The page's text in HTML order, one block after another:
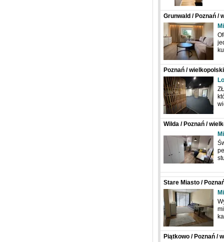
Grunwald / Poznań /
Poznań /
Wilda / Poznań /
Stare Miasto /
Piątkowo / Poznań /